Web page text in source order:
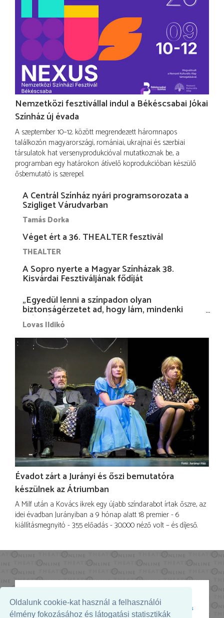
Oldalunk cookie-kat használ a felhasználói
élmény fokozásához és látogatási statisztikák
Nemzetközi fesztivállal indul a Békéscsabai Jókai
Színház új évada
A szeptember 10–12. között megrendezett háromnapos
találkozón magyarországi, romániai, ukrajnai és szerbiai
társulatok hat versenyprodukcióval mutatkoznak be, a
programban egy határokon átívelő koprodukcióban készülő
ősbemutató is szerepel.
A Centrál Színház nyári programsorozata a
Szigliget Várudvarban
Tamás Dorka
Véget ért a 36. THEALTER fesztivál
THEALTER
A Sopro nyerte a Magyar Színházak 38.
Kisvárdai Fesztiváljának fődíját
„Egyedül lenni a színpadon olyan
biztonságérzetet ad, hogy lám, mindenki
más nélkül is megvagyok magammal…”
Lovas Ildikó
Évadot zárt a Jurányi és őszi bemutatóra
készülnek az Átriumban
A Milf után a Kovács ikrek egy újabb színdarabot írtak őszre, az
idei évadban Jurányiban a 9 hónap alatt 18 premier - 6
kiállításmegnyitó - 355 előadás - 30.000 néző volt – és díjeső.
Az oldal megjelenését támogatja: